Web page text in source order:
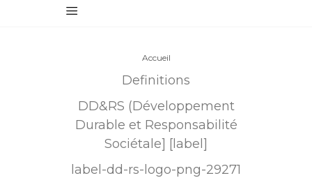
Accueil
Definitions
DD&RS (Développement
Durable et Responsabilité
Sociétale] [label]
label-dd-rs-logo-png-29271